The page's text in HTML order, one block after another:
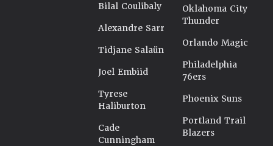
Bilal Coulibaly
Alexandre Sarr
Tidjane Salaün
Joel Embiid
Tyrese
Haliburton
Cade
Cunningham
Oklahoma City
Thunder
Orlando Magic
Philadelphia
76ers
Phoenix Suns
Portland Trail
Blazers